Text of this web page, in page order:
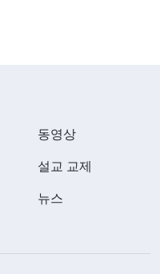
습니다. 남편은 퇴원
아무런 도움도 되지
했습니다. 그 무렵 저
동영상
설교 교제
뉴스